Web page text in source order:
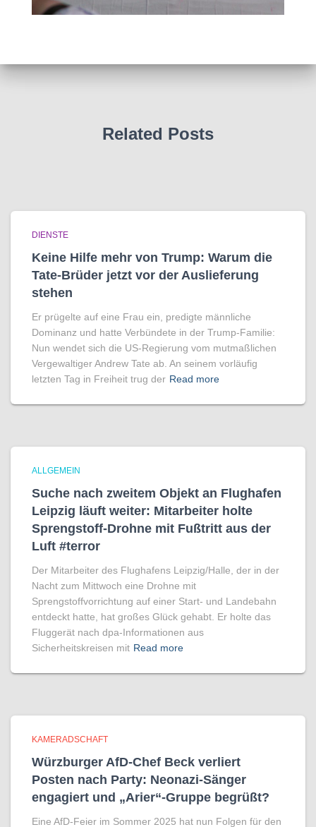
Related Posts
DIENSTE
Keine Hilfe mehr von Trump: Warum die
Tate-Brüder jetzt vor der Auslieferung
stehen
Er prügelte auf eine Frau ein, predigte männliche
Dominanz und hatte Verbündete in der Trump-Familie:
Nun wendet sich die US-Regierung vom mutmaßlichen
Vergewaltiger Andrew Tate ab. An seinem vorläufig
letzten Tag in Freiheit trug der Read more
ALLGEMEIN
Suche nach zweitem Objekt an Flughafen
Leipzig läuft weiter: Mitarbeiter holte
Sprengstoff-Drohne mit Fußtritt aus der
Luft #terror
Der Mitarbeiter des Flughafens Leipzig/Halle, der in der
Nacht zum Mittwoch eine Drohne mit
Sprengstoffvorrichtung auf einer Start- und Landebahn
entdeckt hatte, hat großes Glück gehabt. Er holte das
Fluggerät nach dpa-Informationen aus
Sicherheitskreisen mit Read more
KAMERADSCHAFT
Würzburger AfD-Chef Beck verliert
Posten nach Party: Neonazi-Sänger
engagiert und „Arier“-Gruppe begrüßt?
Eine AfD-Feier im Sommer 2025 hat nun Folgen für den